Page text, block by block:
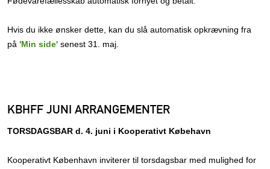
Hvis du ikke ønsker dette, kan du slå automatisk opkrævning fra
på 'Min side' senest 31. maj.
KBHFF JUNI ARRANGEMENTER
TORSDAGSBAR d. 4. juni i Kooperativt Købehavn
Kooperativt København inviterer til torsdagsbar med mulighed for